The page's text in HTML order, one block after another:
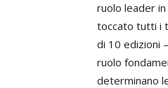
ruolo leader
toccato tutti i
di 10 edizioni
ruolo
determinano